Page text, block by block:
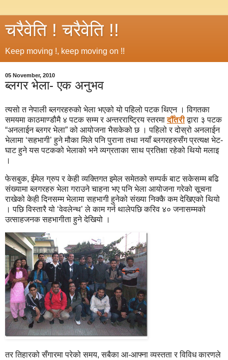
चरैवेति ! चरैवेति !!
Keep moving !, keep moving on !!
05 November, 2010
ब्लगर भेला- एक अनुभव
त्यसो त नेपाली ब्लगरहरुको भेला भएको यो पहिलो पटक थिएन । विगतका
समयमा काठमाण्डौमै ४ पटक सम्म र अन्तरराष्ट्रिय स्तरमादौँतरीद्वारा ३ पटक
“अनलाईन ब्लगर भेला” को आयोजना भैसकेको छ । पहिलो र दोस्रो अनलाईन
भेलामा ‘सहभागी’ हुने मौका मिले पनि पुराना तथा नयाँ ब्लगरहरुसँग प्रत्यक्ष भेट-
घाट हुने यस पटकको भेलाको भने व्यग्रताका साथ प्रतिक्षा रहेको थियो मलाइ
।
फेसबुक, ईमेल ग्रुप र केही व्यक्तिगत इमेल समेतको सम्पर्क बाट सकेसम्म बढि
संख्यामा ब्लगरहरु भेला गराउने चाहना भए पनि भेला आयोजना गरेको सूचना
राखेको केही दिनसम्म भेलामा सहभागी हुनेको संख्या निक्कै कम देखिएको थियो
। पछि विस्तारै यो ‘वेवलेन्थ’ ले काम गर्न थालेपछि करिव ४० जनासम्मको
उत्साहजनक सहभागीता हुने देखियो ।
तर तिहारको सँगारमा परेको समय, सबैका आ-आफ्ना व्यस्तता र विविध कारणले